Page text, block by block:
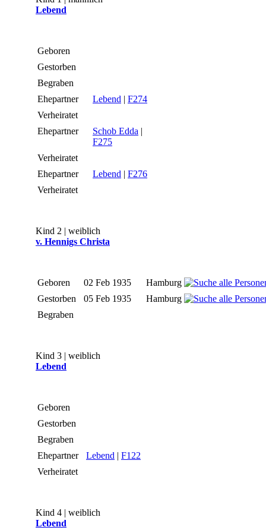
Lebend
Geboren
Gestorben
Begraben
Ehepartner
Lebend | F274
Verheiratet
Ehepartner
Schob Edda |
F275
Verheiratet
Ehepartner
Lebend | F276
Verheiratet
Kind 2 | weiblich
v. Hennigs Christa
Geboren 02 Feb 1935
Hamburg
Gestorben
05 Feb 1935
Hamburg
Begraben
Kind 3 | weiblich
Lebend
Geboren
Gestorben
Begraben
Ehepartner
Lebend | F122
Verheiratet
Kind 4 | weiblich
Lebend